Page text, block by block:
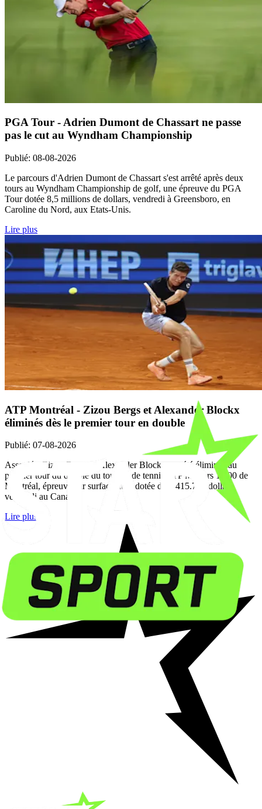
PGA Tour - Adrien Dumont de Chassart ne passe
pas le cut au Wyndham Championship
Publié: 08-08-2026
Le parcours d'Adrien Dumont de Chassart s'est arrêté après deux
tours au Wyndham Championship de golf, une épreuve du PGA
Tour dotée 8,5 millions de dollars, vendredi à Greensboro, en
Caroline du Nord, aux Etats-Unis.
Lire plus
ATP Montréal - Zizou Bergs et Alexander Blockx
éliminés dès le premier tour en double
Publié: 07-08-2026
Associés, Zizou Bergs et Alexander Blockx ont été éliminés au
premier tour du double du tournoi de tennis ATP Masters 1.000 de
Montréal, épreuve sur surface dure dotée de 9.415.724 dollars,
vendredi au Canada.
Lire plus